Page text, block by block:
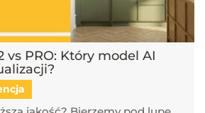
vs PRO: Który model AI